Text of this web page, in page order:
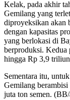
Kelak, pada akhir
Gemilang yang
diproyeksikan akan
dengan kapasitas
yang berlokasi di
berproduksi. Kedua
hingga Rp 3,9
Sementara itu,
Gemilang berambisi
juta ton semen.